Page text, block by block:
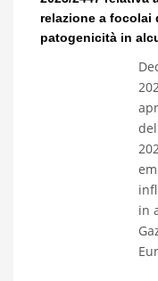
relazione a focolai
patogenicità in
in